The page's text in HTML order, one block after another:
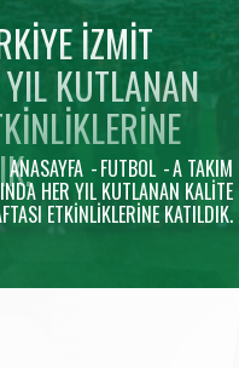
İZMIT
KUTLANAN
ANASAYFA FUTBOL A TAKIM
HER YIL KUTLANAN KALITE
ETKINLIKLERINE KATILDIK.